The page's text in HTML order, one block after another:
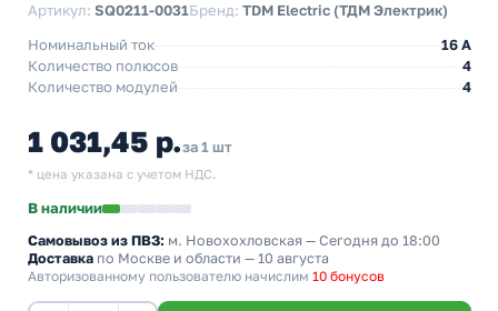
Артикул: SQ0211-0031Бренд: TDM Electric (ТДМ Электрик)
Номинальный ток
16 A
Количество полюсов
4
Количество модулей
4
1 031,45 р.за 1 шт
* цена указана с учетом НДС.
В наличии
Самовывоз из ПВЗ: м. Новохохловская — Сегодня до 18:00
Доставка по Москве и области — 10 августа
Авторизованному пользователю начислим 10 бонусов